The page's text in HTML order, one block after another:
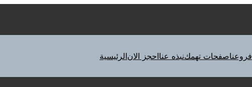
الرئيسيةاحجز الاننبذه عناصفحات تهمكفروعنا